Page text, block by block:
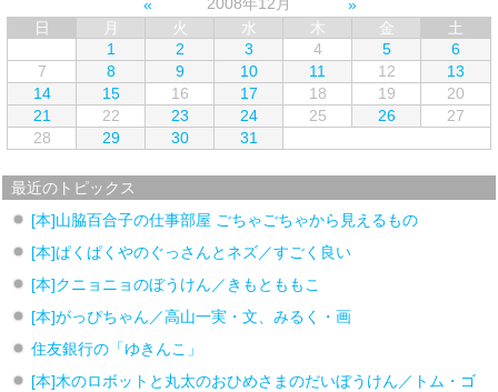
日
月 火 水 木 金
土
1
2 3 4 5
6
7
8 9 10 11 12
13
14
15 16 17 18 19
20
21
22 23 24 25 26
27
28
29 30 31
最近のトピックス
[本]山脇百合子の仕事部屋 ごちゃごちゃから見えるもの
[本]ぱくぱくやのぐっさんとネズ／すごく良い
[本]クニョニョのぼうけん／きもとももこ
[本]がっぴちゃん／高山一実・文、みるく・画
住友銀行の「ゆきんこ」
[本]木のロボットと丸太のおひめさまのだいぼうけん／トム・ゴ